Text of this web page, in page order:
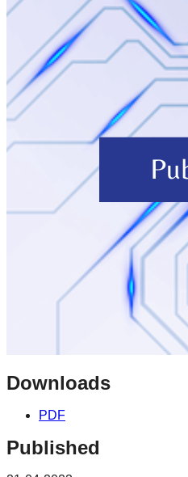
Downloads
PDF
Published